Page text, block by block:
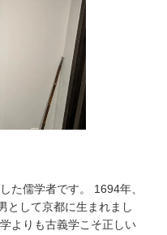
た儒学者です。 1694年、
として京都に生まれまし
よりも古義学こそ正しい